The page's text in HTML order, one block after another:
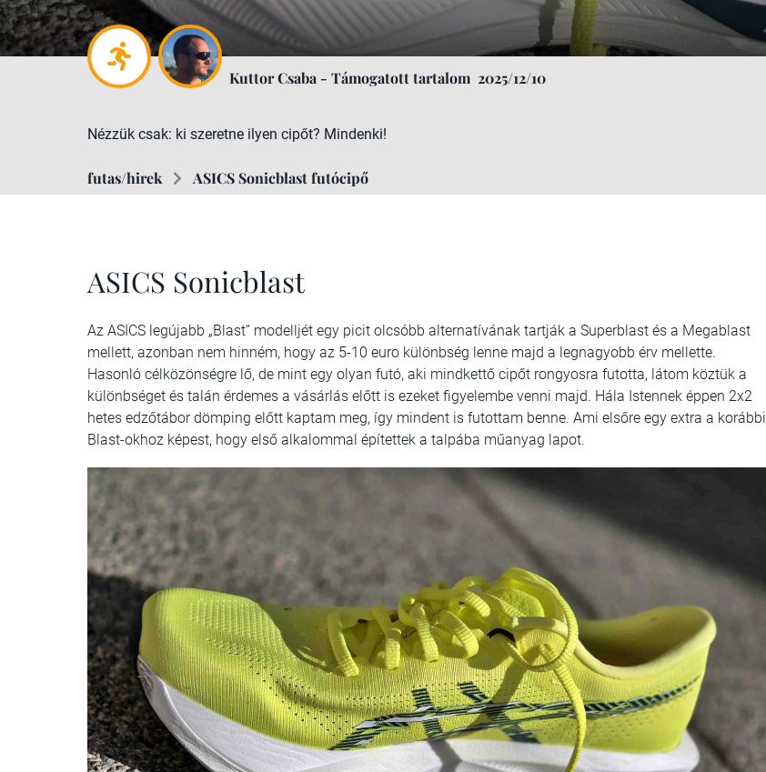
Kuttor Csaba - Támogatott tartalom 2025/12/10
Nézzük csak: ki szeretne ilyen cipőt? Mindenki!
futas/hirek ASICS Sonicblast futócipő
ASICS Sonicblast
Az ASICS legújabb „Blast” modelljét egy picit olcsóbb alternatívának tartják a Superblast és a Megablast
mellett, azonban nem hinném, hogy az 5-10 euro különbség lenne majd a legnagyobb érv mellette.
Hasonló célközönségre lő, de mint egy olyan futó, aki mindkettő cipőt rongyosra futotta, látom köztük a
különbséget és talán érdemes a vásárlás előtt is ezeket figyelembe venni majd. Hála Istennek éppen 2x2
hetes edzőtábor dömping előtt kaptam meg, így mindent is futottam benne. Ami elsőre egy extra a korábbi
Blast-okhoz képest, hogy első alkalommal építettek a talpába műanyag lapot.